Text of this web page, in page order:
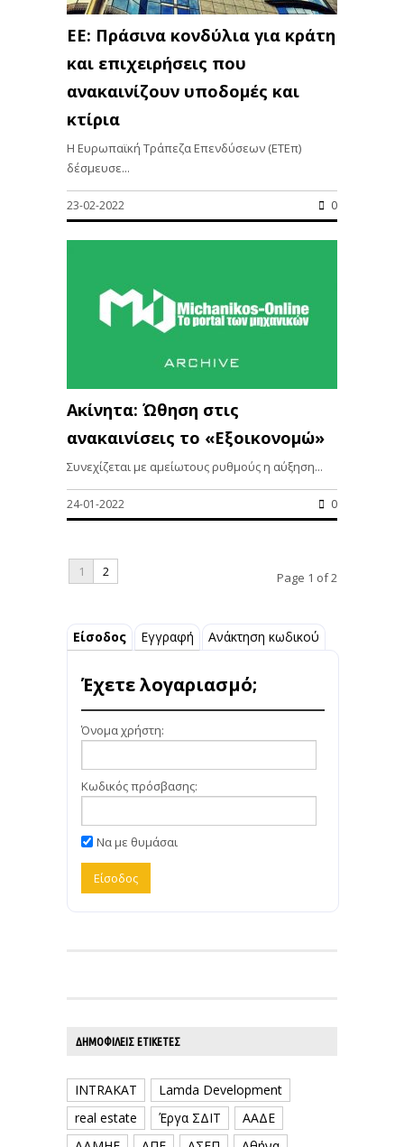
ΕΕ: Πράσινα κονδύλια για κράτη
και επιχειρήσεις που
ανακαινίζουν υποδομές και
κτίρια
Η Ευρωπαϊκή Τράπεζα Επενδύσεων (ΕΤΕπ)
δέσμευσε...
23-02-2022 0
Ακίνητα: Ώθηση στις
ανακαινίσεις το «Εξοικονομώ»
Συνεχίζεται με αμείωτους ρυθμούς η αύξηση...
24-01-2022 0
1 2 Page 1 of 2
Είσοδος Εγγραφή Ανάκτηση κωδικού
Έχετε λογαριασμό;
Όνομα χρήστη:
Κωδικός πρόσβασης:
Να με θυμάσαι
ΔΗΜΟΦΙΛΕΊΣ ΕΤΙΚΈΤΕΣ
INTRAKAT
Lamda Development
real estate
Έργα ΣΔΙΤ
ΑΑΔΕ